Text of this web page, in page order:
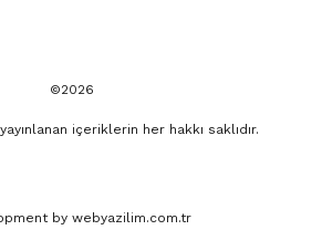
©2026
içeriklerin her hakkı saklıdır.
by webyazilim.com.tr